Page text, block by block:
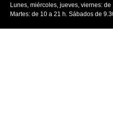
Lunes, miércoles, jueves, viernes: de
Martes: de 10 a 21 h. Sábados de